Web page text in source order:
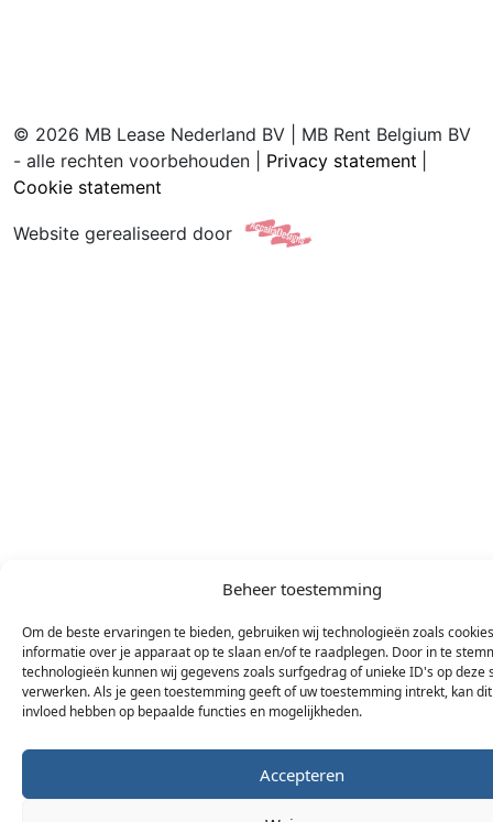
Beheer toestemming
Om de beste ervaringen te bieden, gebruiken wij technologieën zoals
informatie over je apparaat op te slaan en/of te raadplegen. Door in te
technologieën kunnen wij gegevens zoals surfgedrag of unieke ID's op deze
verwerken. Als je geen toestemming geeft of uw toestemming intrekt, kan
invloed hebben op bepaalde functies en mogelijkheden.
Accepteren
© 2026 MB Lease Nederland BV | MB Rent Belgium BV
- alle rechten voorbehouden | Privacy statement
Cookie statement
Website gerealiseerd door